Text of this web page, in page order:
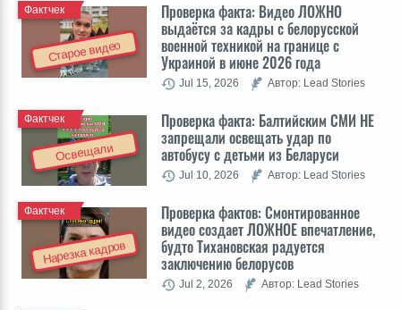
Старое видео
Проверка факта: Видео ЛОЖНО
выдаётся за кадры с белорусской
военной техникой на границе с
Украиной в июне 2026 года
Фактчек
Jul 15, 2026 Автор: Lead Stories
Освещали
Проверка факта: Балтийским СМИ НЕ
запрещали освещать удар по
автобусу с детьми из Беларуси
Фактчек
Jul 10, 2026 Автор: Lead Stories
Нарезка кадров
Проверка фактов: Cмонтированное
видео создает ЛОЖНОЕ впечатление,
будто Тихановская радуется
заключению белорусов
Фактчек
Jul 2, 2026 Автор: Lead Stories